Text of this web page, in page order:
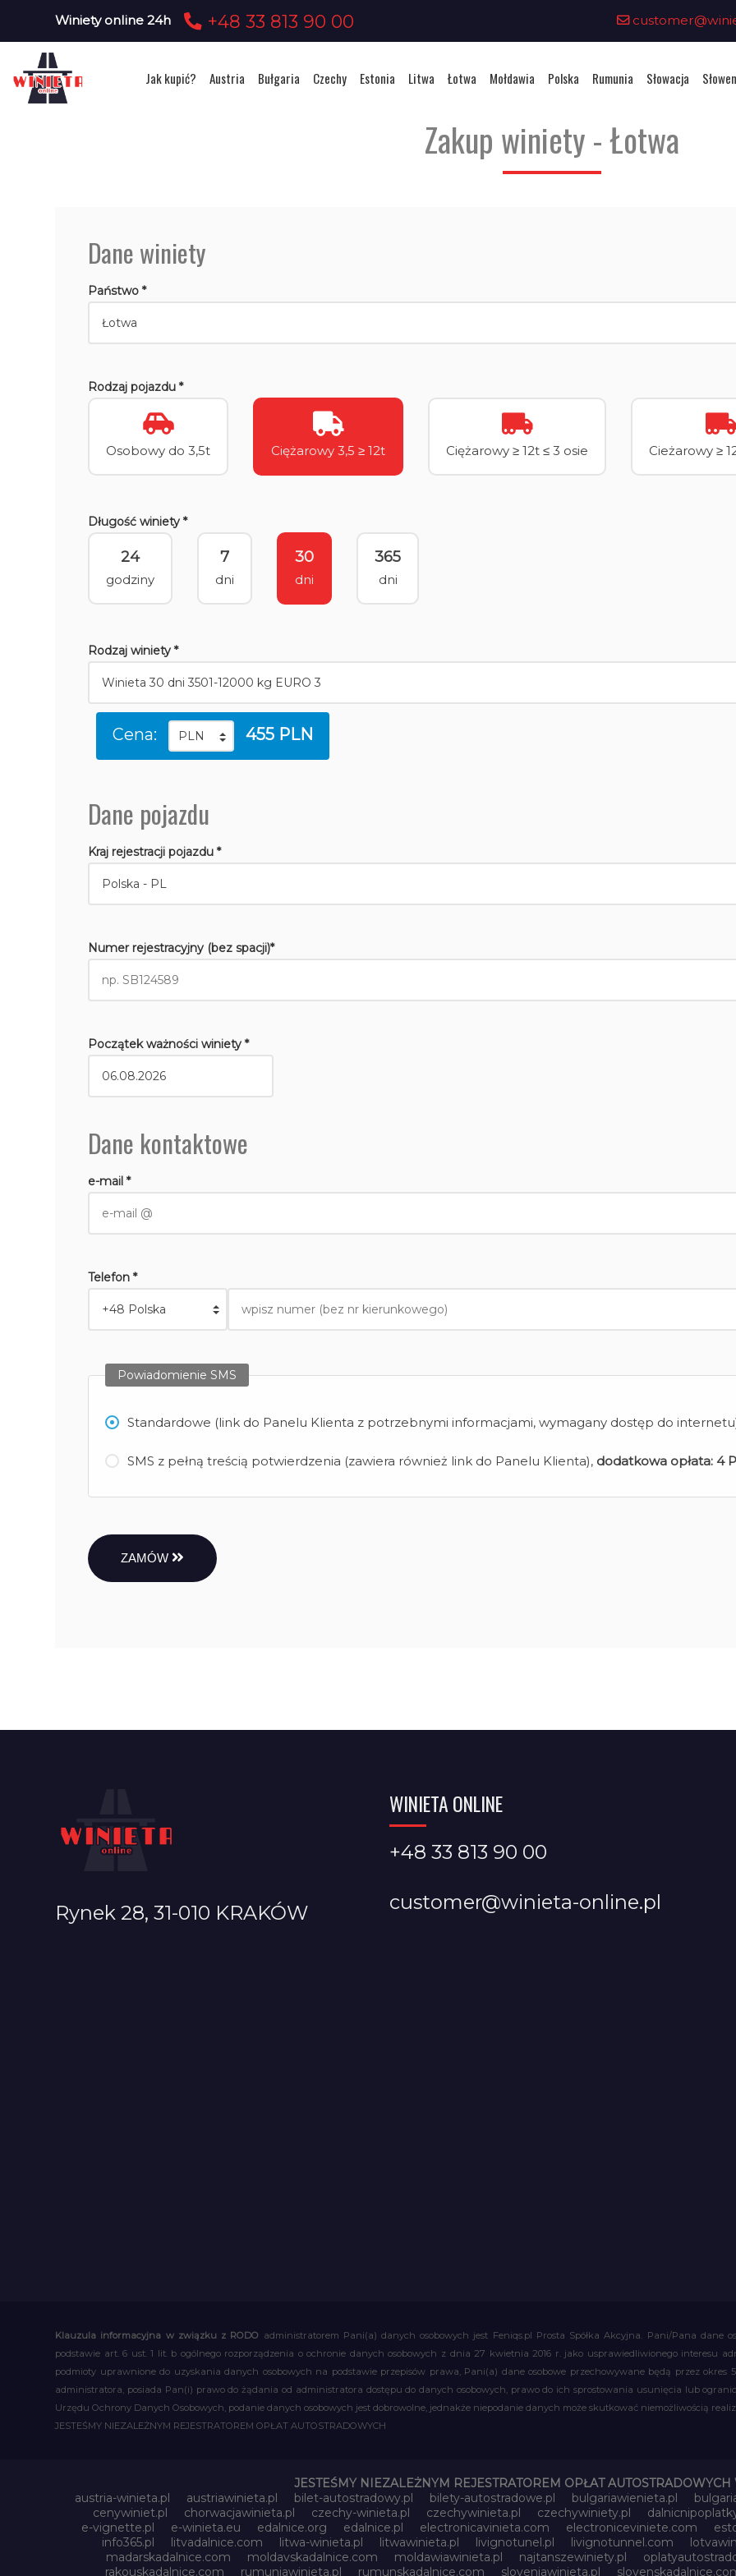
Winiety online 24h +48 33 813 90 00
Jak kupić? Austria Bułgaria Czechy Estonia Litwa Łotwa Mołdawia Polska Rumunia Słowacja
Zakup winiety - Łotwa
Dane winiety
Państwo *
Rodzaj pojazdu *
Osobowy do 3,5t Ciężarowy 3,5 ≥ 12t Ciężarowy ≥ 12t ≤ 3 osie Cieżarowy ≥
Długość winiety *
24
godziny
7
dni
30
dni
365
dni
Rodzaj winiety *
Cena: 455 PLN
Dane pojazdu
Kraj rejestracji pojazdu *
Numer rejestracyjny (bez spacji)*
Początek ważności winiety *
Dane kontaktowe
e-mail *
Telefon *
Powiadomienie SMS
Standardowe (link do Panelu Klienta z potrzebnymi informacjami, wymagany dostęp do
SMS z pełną treścią potwierdzenia (zawiera również link do Panelu Klienta), dodatkowa opłata: 4
ZAMÓW
Rynek 28, 31-010 KRAKÓW
WINIETA ONLINE
+48 33 813 90 00
customer@winieta-online.pl
Klauzula informacyjna w związku z RODO administratorem Pani(a) danych osobowych jest Feniqs.pl Prosta Spółka Akcyjna. Pani/Pana
podstawie art. 6 ust. 1 lit. b ogólnego rozporządzenia o ochronie danych osobowych z dnia 27 kwietnia 2016 r. jako usprawiedliwionego interesu
podmioty uprawnione do uzyskania danych osobowych na podstawie przepisów prawa, Pani(a) dane osobowe przechowywane będą przez
administratora, posiada Pan(i) prawo do żądania od administratora dostępu do danych osobowych, prawo do ich sprostowania usunięcia lub
Urzędu Ochrony Danych Osobowych, podanie danych osobowych jest dobrowolne, jednakże niepodanie danych może skutkować niemożliwością
JESTEŚMY NIEZALEŻNYM REJESTRATOREM OPŁAT AUTOSTRADOWYCH
JESTEŚMY NIEZALEŻNYM REJESTRATOREM OPŁAT
austria-winieta.pl
austriawinieta.pl bilet-autostradowy.pl bilety-autostradowe.pl bulgariawienieta.pl
cenywiniet.pl
chorwacjawinieta.pl czechy-winieta.pl czechywinieta.pl czechywiniety.pl
e-vignette.pl
e-winieta.eu edalnice.org edalnice.pl electronicavinieta.com electroniceviniete.com
info365.pl
litvadalnice.com litwa-winieta.pl litwawinieta.pl livignotunel.pl livignotunnel.com
madarskadalnice.com
moldavskadalnice.com moldawiawinieta.pl najtanszewiniety.pl
rakouskadalnice.com
rumuniawinieta.pl rumunskadalnice.com sloveniawinieta.pl